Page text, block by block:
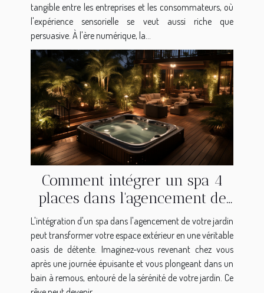
tangible entre les entreprises et les consommateurs, où
l'expérience sensorielle se veut aussi riche que
persuasive. À l'ère numérique, la...
Comment intégrer un spa 4
places dans l'agencement de
votre jardin pour une oasis de
détente
L'intégration d'un spa dans l'agencement de votre jardin
peut transformer votre espace extérieur en une véritable
oasis de détente. Imaginez-vous revenant chez vous
après une journée épuisante et vous plongeant dans un
bain à remous, entouré de la sérénité de votre jardin. Ce